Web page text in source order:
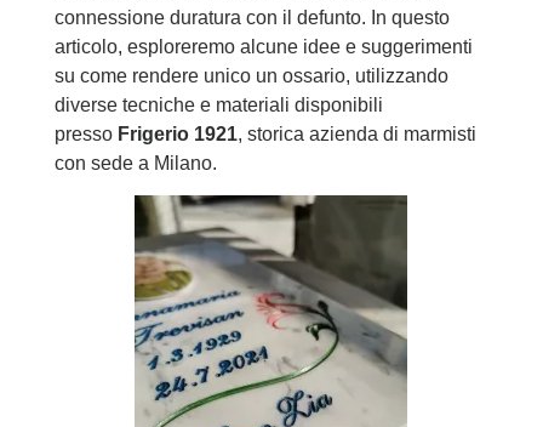
connessione duratura con il defunto. In questo
articolo, esploreremo alcune idee e suggerimenti
su come rendere unico un ossario, utilizzando
diverse tecniche e materiali disponibili
presso Frigerio 1921, storica azienda di marmisti
con sede a Milano.